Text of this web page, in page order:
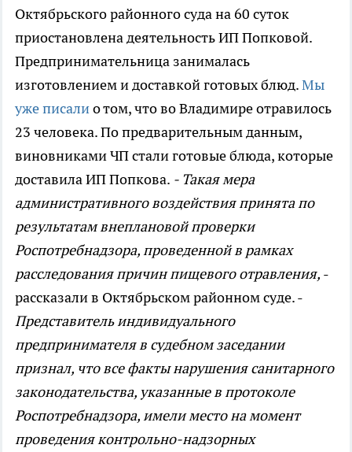
Октябрьского районного суда на 60 суток
приостановлена деятельность ИП Попковой.
Предпринимательница занималась
изготовлением и доставкой готовых блюд.Мы
уже писалио том, что во Владимире отравилось
23 человека. По предварительным данным,
виновниками ЧП стали готовые блюда, которые
доставила ИП Попкова. - Такая мера
административного воздействия принята по
результатам внеплановой проверки
Роспотребнадзора, проведенной в рамках
расследования причин пищевого отравления, -
рассказали в Октябрьском районном суде. -
Представитель индивидуального
предпринимателя в судебном заседании
признал, что все факты нарушения санитарного
законодательства, указанные в протоколе
Роспотребнадзора, имели место на момент
проведения контрольно-надзорных